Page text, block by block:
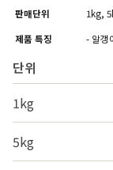
판매단위
1kg,
제품 특징
- 알갱
단위
1kg
5kg